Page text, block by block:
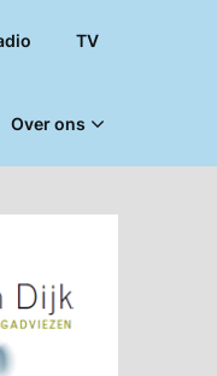
TV
Over ons